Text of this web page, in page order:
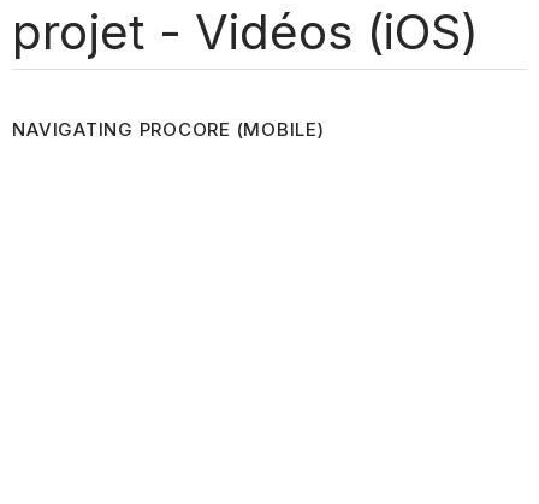
projet - Vidéos (iOS)
NAVIGATING PROCORE (MOBILE)